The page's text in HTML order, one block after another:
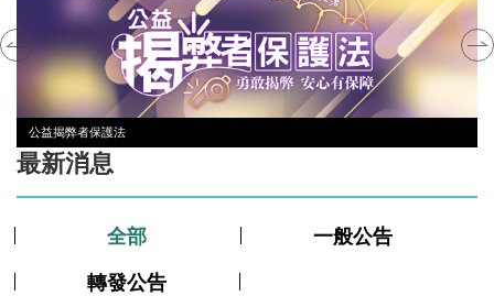
公益揭弊者保護法
最新消息
全部 一般公告
轉發公告